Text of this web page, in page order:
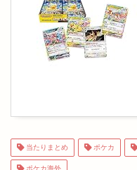
当たりまとめ ポケカ
ポケカ海外